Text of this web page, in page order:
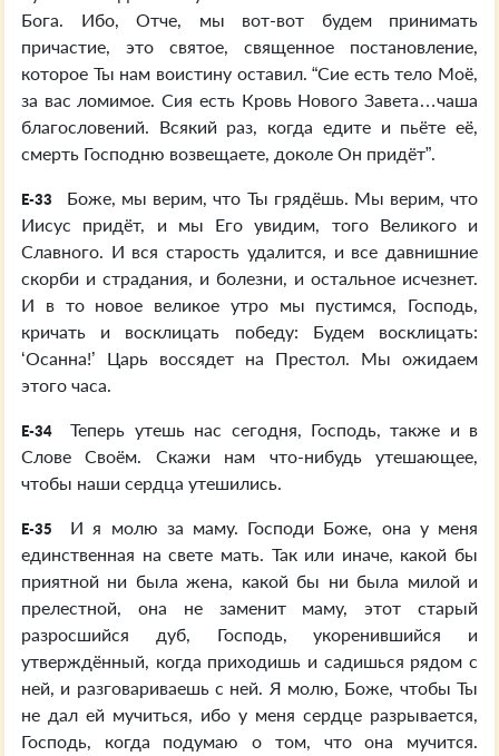
Бога. Ибо, Отче, мы вот-вот будем принимать
причастие, это святое, священное постановление,
которое Ты нам воистину оставил. “Сие есть тело Моё,
за вас ломимое. Сия есть Кровь Нового Завета…чаша
благословений. Всякий раз, когда едите и пьёте её,
смерть Господню возвещаете, доколе Он придёт”.
E-33
Боже, мы верим, что Ты грядёшь. Мы верим, что
Иисус придёт, и мы Его увидим, того Великого и
Славного. И вся старость удалится, и все давнишние
скорби и страдания, и болезни, и остальное исчезнет.
И в то новое великое утро мы пустимся, Господь,
кричать и восклицать победу: Будем восклицать:
‘Осанна!’ Царь воссядет на Престол. Мы ожидаем
этого часа.
E-34
Теперь утешь нас сегодня, Господь, также и в
Слове Своём. Скажи нам что-нибудь утешающее,
чтобы наши сердца утешились.
E-35
И я молю за маму. Господи Боже, она у меня
единственная на свете мать. Так или иначе, какой бы
приятной ни была жена, какой бы ни была милой и
прелестной, она не заменит маму, этот старый
разросшийся дуб, Господь, укоренившийся и
утверждённый, когда приходишь и садишься рядом с
ней, и разговариваешь с ней. Я молю, Боже, чтобы Ты
не дал ей мучиться, ибо у меня сердце разрывается,
Господь, когда подумаю о том, что она мучится.